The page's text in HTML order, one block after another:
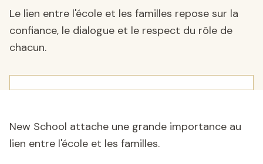
Le lien entre l'école et les familles repose sur la
confiance, le dialogue et le respect du rôle de
chacun.
New School attache une grande importance au
lien entre l'école et les familles.